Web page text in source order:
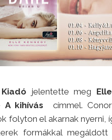
jelentette meg
kihívás
címmel.
folyton el akarnak nyerni,
formákkal